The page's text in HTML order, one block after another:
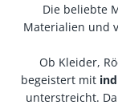
Die beliebte
Materialien und
Ob Kleider,
begeistert mit
unterstreicht.